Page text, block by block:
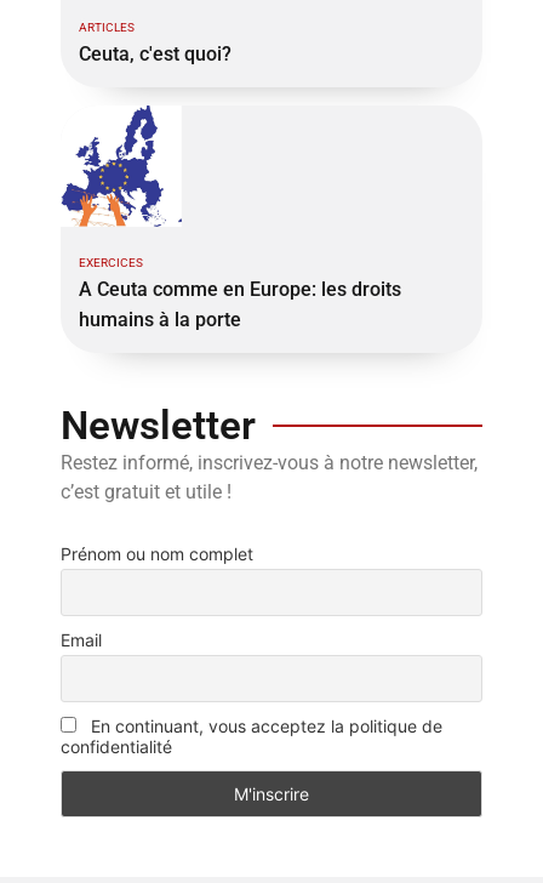
ARTICLES
Ceuta, c'est quoi?
EXERCICES
A Ceuta comme en Europe: les droits
humains à la porte
Newsletter
Restez informé, inscrivez-vous à notre newsletter,
c’est gratuit et utile !
Prénom ou nom complet
Email
En continuant, vous acceptez la politique de
confidentialité